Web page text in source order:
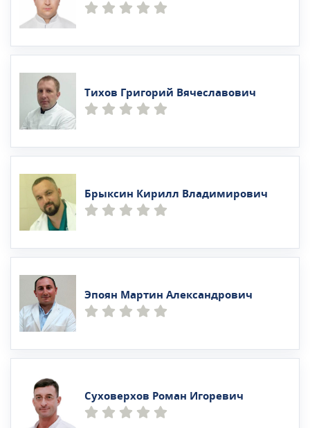
Тихов Григорий Вячеславович
Брыксин Кирилл Владимирович
Эпоян Мартин Александрович
Суховерхов Роман Игоревич